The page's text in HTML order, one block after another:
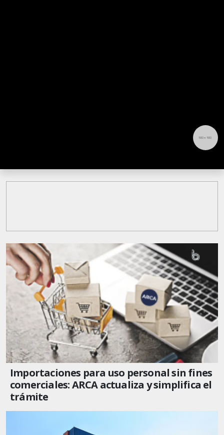
Importaciones para uso personal sin fines
comerciales: ARCA actualiza y simplifica el
trámite